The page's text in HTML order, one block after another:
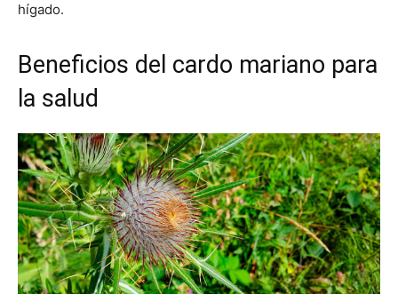
hígado.
Beneficios del cardo mariano para
la salud